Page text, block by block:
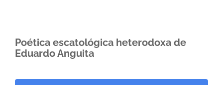
Poética escatológica heterodoxa de
Eduardo Anguita